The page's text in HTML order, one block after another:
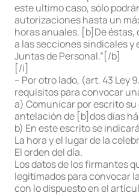
este ultimo caso, sólo
autorizaciones hasta un
horas anuales. [b]De
a las secciones sindicales y
Juntas de Personal.”[/b]
[/i]
– Por otro lado, (art. 43 Ley
requisitos para convocar
a) Comunicar por escrito
antelación de [b]dos días
b) En este escrito se
La hora y el lugar de la
El orden del día.
Los datos de los firmantes
legitimados para convocar
con lo dispuesto en el